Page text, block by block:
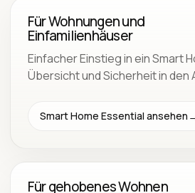
Für Wohnungen und
Einfamilienhäuser
Einfacher Einstieg in ein Smart
Übersicht und Sicherheit in den
Smart Home Essential ansehen
Für gehobenes Wohnen